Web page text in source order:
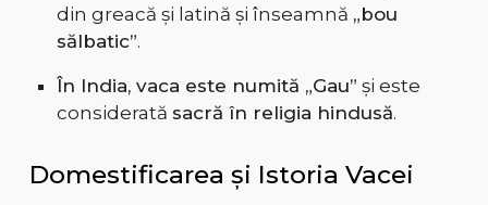
din greacă și latină și înseamnă „bou
sălbatic”.
În India, vaca este numită „Gau” și este
considerată sacră în religia hindusă.
Domestificarea și Istoria Vacei